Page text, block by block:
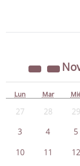
Lun Mar
27 28 29
3
4 5
10
11 12